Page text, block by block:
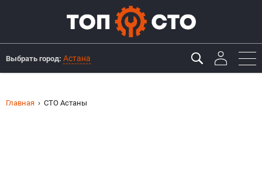
Выбрать город: Астана
Главная СТО Астаны